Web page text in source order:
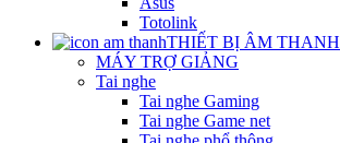
Totolink
THIẾT BỊ ÂM THANH
MÁY TRỢ GIẢNG
Tai nghe
Tai nghe Gaming
Tai nghe Game net